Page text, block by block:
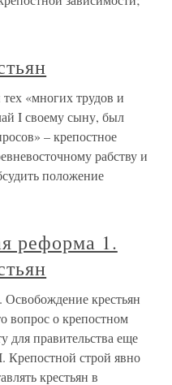
«многих трудов и
I своему сыну, был
– крепостное
рабству и
положение
реформа 1.
Освобождение крестьян
вопрос о крепостном
для правительства еще
Крепостной строй явно
крестьян в